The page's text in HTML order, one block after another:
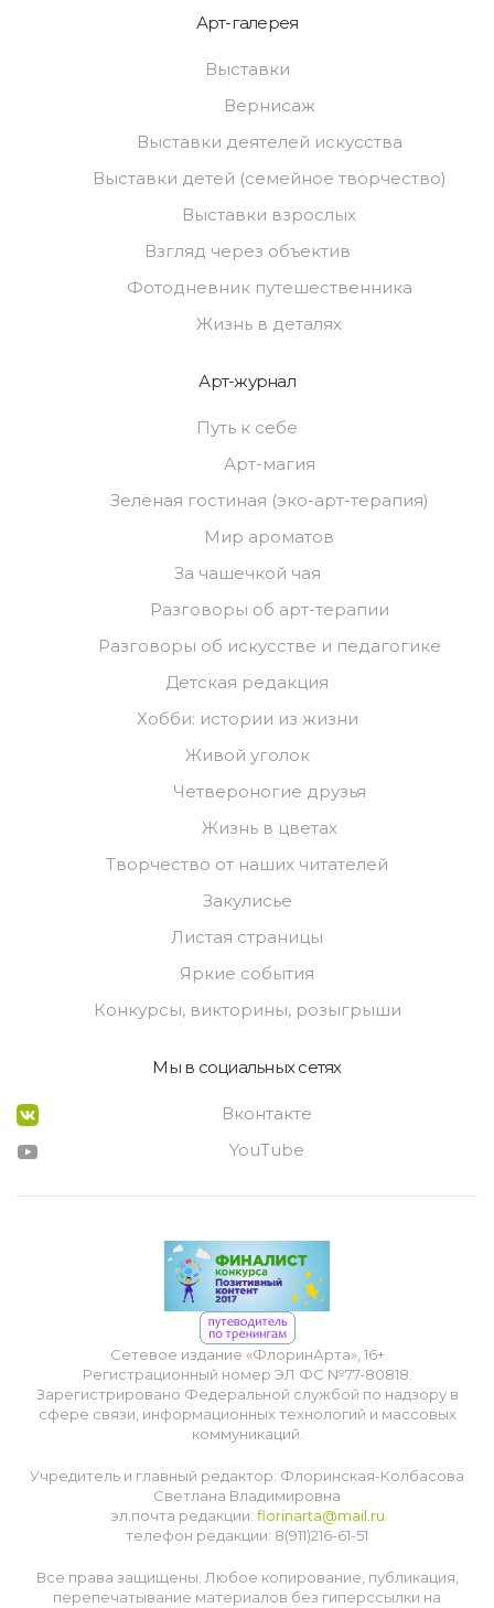
Арт-галерея
Выставки
Вернисаж
Выставки деятелей искусства
Выставки детей (семейное творчество)
Выставки взрослых
Взгляд через объектив
Фотодневник путешественника
Жизнь в деталях
Арт-журнал
Путь к себе
Арт-магия
Зелёная гостиная (эко-арт-терапия)
Мир ароматов
За чашечкой чая
Разговоры об арт-терапии
Разговоры об искусстве и педагогике
Детская редакция
Хобби: истории из жизни
Живой уголок
Четвероногие друзья
Жизнь в цветах
Творчество от наших читателей
Закулисье
Листая страницы
Яркие события
Конкурсы, викторины, розыгрыши
Мы в социальных сетях
Вконтакте
YouTube
Сетевое издание «ФлоринАрта», 16+
Регистрационный номер ЭЛ ФС №77-80818.
Зарегистрировано Федеральной службой по надзору в
сфере связи, информационных технологий и массовых
коммуникаций.
Учредитель и главный редактор: Флоринская-Колбасова
Светлана Владимировна
эл.почта редакции: florinarta@mail.ru
телефон редакции: 8(911)216-61-51
Все права защищены. Любое копирование, публикация,
перепечатывание материалов без гиперссылки на